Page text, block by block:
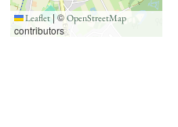
Leaflet |©OpenStreetMap
contributors